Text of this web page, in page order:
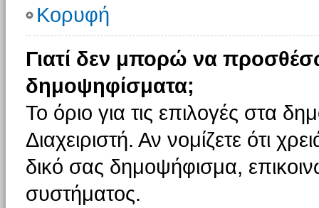
Κορυφή
Γιατί δεν μπορώ να
δημοψηφίσματα;
Το όριο για τις επιλογές στα
Διαχειριστή. Αν νομίζετε ότι
δικό σας δημοψήφισμα,
συστήματος.